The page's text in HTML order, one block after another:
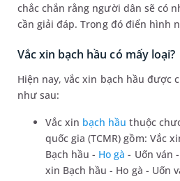
chắc chắn rằng người dân sẽ có
cần giải đáp. Trong đó điển hình
Vắc xin bạch hầu có mấy loại?
Hiện nay, vắc xin bạch hầu được
như sau:
Vắc xin bạch hầu thuộc
quốc gia (TCMR) gồm: Vắc
Bạch hầu - Ho gà - Uốn ván
xin Bạch hầu - Ho gà - Uốn